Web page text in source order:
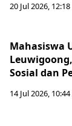
20 Jul 2026,
Mahasiswa
Sosial dan
14 Jul 2026,